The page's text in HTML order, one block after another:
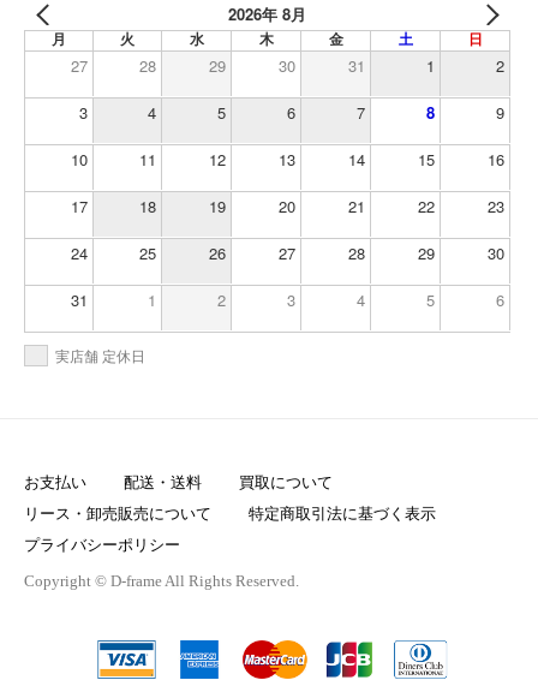
2026年 8月
月 火 水 木 金 土 日
27 28 29 30 31 1 2
3 4 5 6 7 8 9
10 11 12 13 14 15 16
17 18 19 20 21 22 23
24 25 26 27 28 29 30
31 1 2 3 4 5 6
実店舗 定休日
お支払い 配送・送料
買取について
リース・卸売販売について
特定商取引法に基づく表示
プライバシーポリシー
Copyright © D-frame All Rights Reserved.